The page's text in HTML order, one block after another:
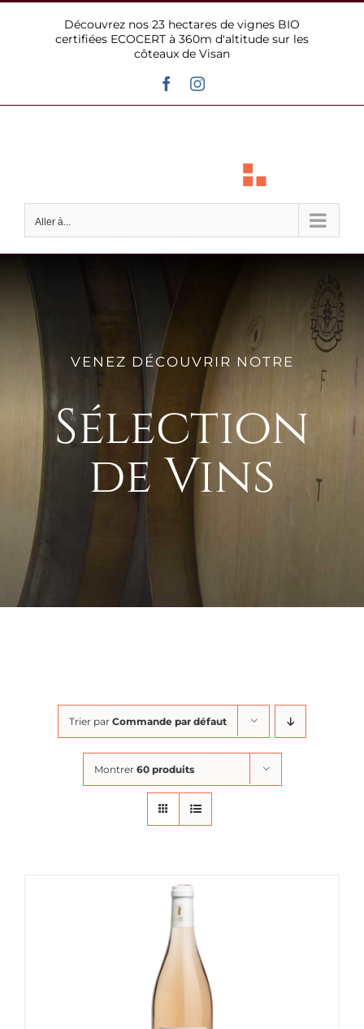
Découvrez nos 23 hectares de vignes BIO
certifiées ECOCERT à 360m d'altitude sur les
côteaux de Visan
FacebookInstagram
Aller à...
VENEZ DÉCOUVRIR NOTRE
Sélection
de Vins
Trier par Commande par défaut
Montrer 60 produits